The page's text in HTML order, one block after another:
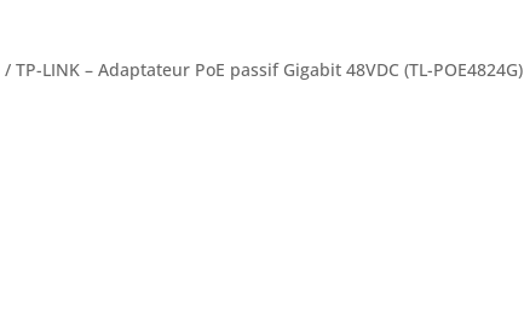
/ TP-LINK – Adaptateur PoE passif Gigabit 48VDC (TL-POE4824G)